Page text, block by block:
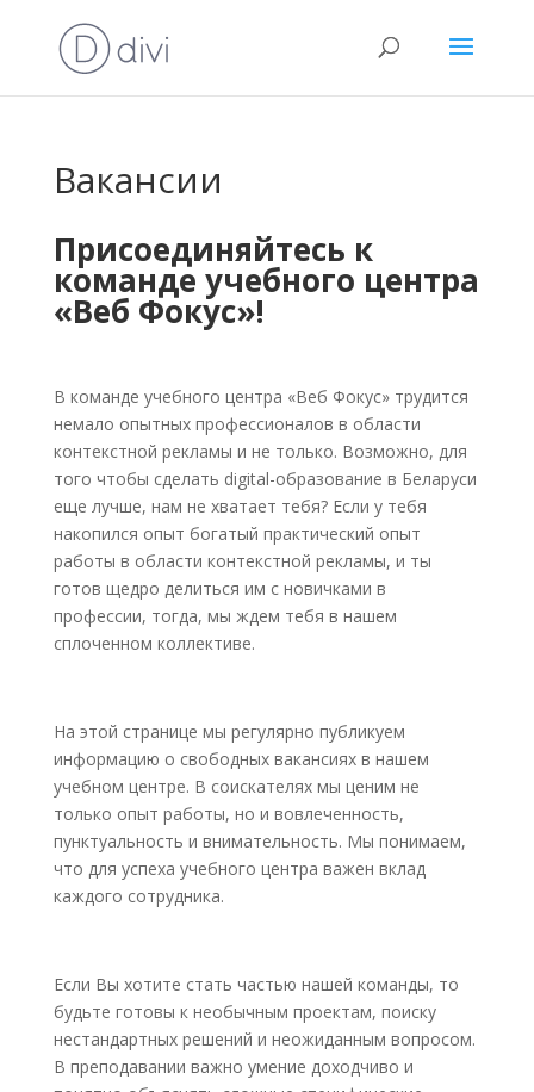
Вакансии
Присоединяйтесь к
команде учебного центра
«Веб Фокус»!
В команде учебного центра «Веб Фокус» трудится
немало опытных профессионалов в области
контекстной рекламы и не только. Возможно, для
того чтобы сделать digital-образование в Беларуси
еще лучше, нам не хватает тебя? Если у тебя
накопился опыт богатый практический опыт
работы в области контекстной рекламы, и ты
готов щедро делиться им с новичками в
профессии, тогда, мы ждем тебя в нашем
сплоченном коллективе.
На этой странице мы регулярно публикуем
информацию о свободных вакансиях в нашем
учебном центре. В соискателях мы ценим не
только опыт работы, но и вовлеченность,
пунктуальность и внимательность. Мы понимаем,
что для успеха учебного центра важен вклад
каждого сотрудника.
Если Вы хотите стать частью нашей команды, то
будьте готовы к необычным проектам, поиску
нестандартных решений и неожиданным вопросом.
В преподавании важно умение доходчиво и